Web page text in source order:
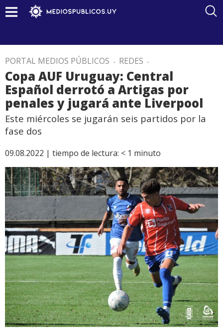
PORTAL MEDIOS PÚBLICOS . REDES .
Copa AUF Uruguay: Central
Español derrotó a Artigas por
penales y jugará ante Liverpool
Este miércoles se jugarán seis partidos por la
fase dos
09.08.2022 | tiempo de lectura: < 1 minuto